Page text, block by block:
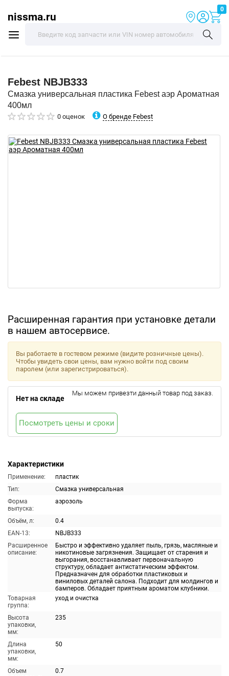
nissma.ru
0
Febest NBJB333
Смазка универсальная пластика Febest аэр Ароматная
400мл
0 оценок О бренде Febest
Расширенная гарантия при установке детали
в нашем автосервисе.
Характеристики
Применение:
пластик
Тип:
Смазка универсальная
Форма
выпуска:
аэрозоль
Объём, л:
0.4
EAN-13:
NBJB333
Расширенное
описание:
Быстро и эффективно удаляет пыль, грязь, масляные и
никотиновые загрязнения. Защищает от старения и
выгорания, восстанавливает первоначальную
структуру, обладает антистатическим эффектом.
Предназначен для обработки пластиковых и
виниловых деталей салона. Подходит для молдингов и
бамперов. Обладает приятным ароматом клубники.
Товарная
группа:
уход и очистка
Высота
упаковки,
мм:
235
Длина
упаковки,
мм:
50
Объем
0.7
Вы работаете в гостевом режиме (видите розничные цены).
Чтобы увидеть свои цены, вам нужно войти под своим
паролем (или зарегистрироваться).
Нет на складе
Мы можем привезти данный товар под заказ.
Посмотреть цены и сроки